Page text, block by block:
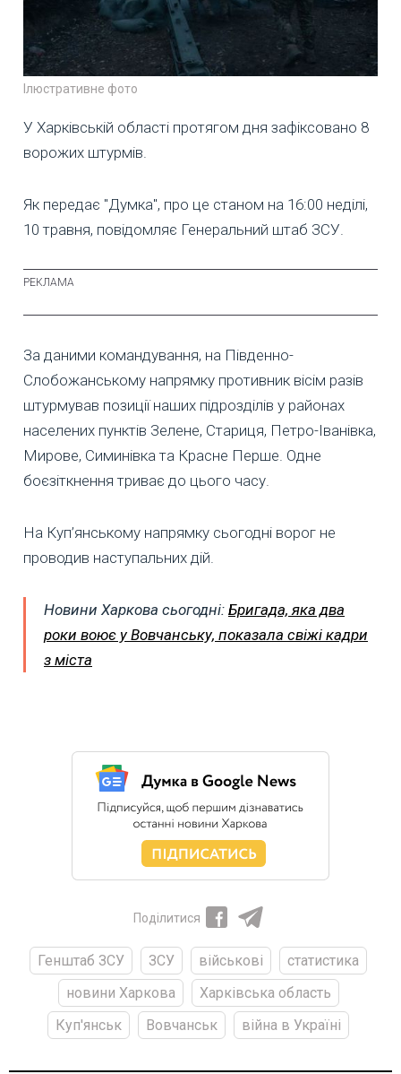
Ілюстративне фото
У Харківській області протягом дня зафіксовано 8
ворожих штурмів.
Як передає "Думка", про це станом на 16:00 неділі,
10 травня, повідомляє Генеральний штаб ЗСУ.
За даними командування, на Південно-
Слобожанському напрямку противник вісім разів
штурмував позиції наших підрозділів у районах
населених пунктів Зелене, Стариця, Петро-Іванівка,
Мирове, Симинівка та Красне Перше. Одне
боєзіткнення триває до цього часу.
На Куп’янському напрямку сьогодні ворог не
проводив наступальних дій.
Новини Харкова сьогодні: Бригада, яка два
роки воює у Вовчанську, показала свіжі кадри
з міста
Поділитися
Генштаб ЗСУ ЗСУ військові
статистика
новини Харкова
Харківська область
Куп'янськ
Вовчанськ війна в Україні